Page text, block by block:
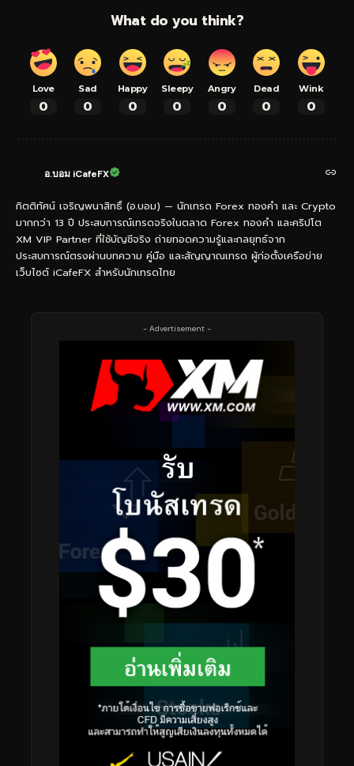
What do you think?
Love
0
Sad
0
Happy
0
Sleepy
0
Angry
0
Dead
0
Wink
0
อ.บอม iCafeFX
กิตติทัศน์ เจริญพนาสิทธิ์ (อ.บอม) — นักเทรด Forex ทองคำ และ Crypto
มากกว่า 13 ปี ประสบการณ์เทรดจริงในตลาด Forex ทองคำ และคริปโต
XM VIP Partner ที่ใช้บัญชีจริง ถ่ายทอดความรู้และกลยุทธ์จาก
ประสบการณ์ตรงผ่านบทความ คู่มือ และสัญญาณเทรด ผู้ก่อตั้งเครือข่าย
เว็บไซต์ iCafeFX สำหรับนักเทรดไทย
- Advertisement -